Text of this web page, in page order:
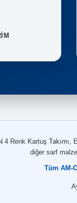
4 Renk Kartuş Takımı,
diğer sarf
Tüm AM-